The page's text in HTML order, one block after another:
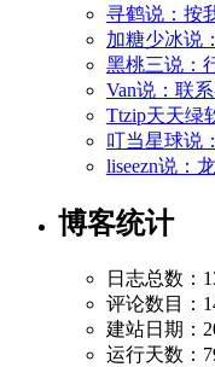
寻鹤说：按
加糖少冰说
黑桃三说：
Van说：联
Ttzip天天绿
叮当星球说
liseezn说：
博客统计
日志总数：
评论数目：
建站日期：
运行天数：